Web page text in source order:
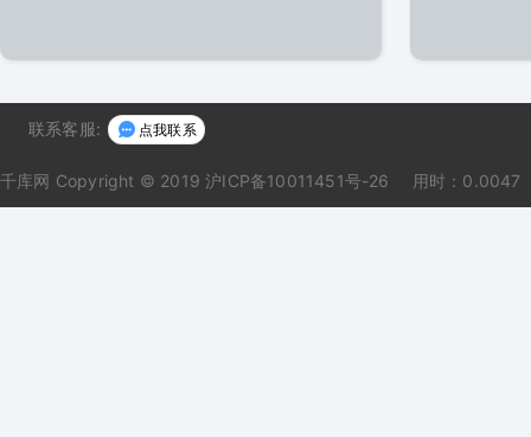
联系客服: 点我联系
千库网 Copyright © 2019 沪ICP备10011451号-26 用时：0.0047